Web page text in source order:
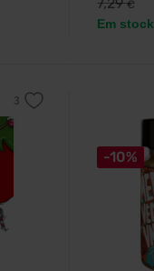
€
Em stock
-10%